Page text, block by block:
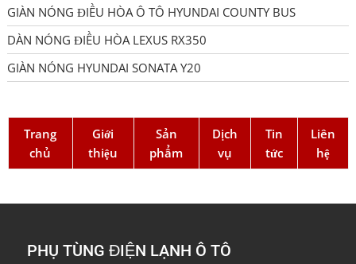
GIÀN NÓNG ĐIỀU HÒA Ô TÔ HYUNDAI COUNTY BUS
DÀN NÓNG ĐIỀU HÒA LEXUS RX350
GIÀN NÓNG HYUNDAI SONATA Y20
Trang
chủ
Giới
thiệu
Sản
phẩm
Dịch
vụ
Tin
tức
Liên
hệ
PHỤ TÙNG ĐIỆN LẠNH Ô TÔ